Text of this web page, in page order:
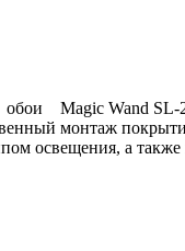
Magic Wand SL-
монтаж
освещения, а